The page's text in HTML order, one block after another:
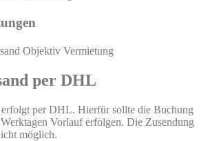
per DHL
erfolgt per DHL. Hierfür sollte die Buchung
Vorlauf erfolgen. Die Zusendung
möglich.